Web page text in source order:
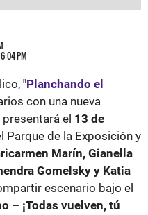
PM
"Planchando el
con una nueva
el 13 de
Parque de la Exposición y
Marín, Gianella
Gomelsky y Katia
escenario bajo el
– ¡Todas vuelven, tú